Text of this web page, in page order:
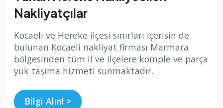
Nakliyatçılar
Kocaeli ve Hereke ilçesi sınırları içerisin de
bulunan Kocaeli nakliyat firması Marmara
bölgesinden tüm il ve ilçelere komple ve parça
yük taşıma hizmeti sunmaktadır.
Bilgi Alın! >